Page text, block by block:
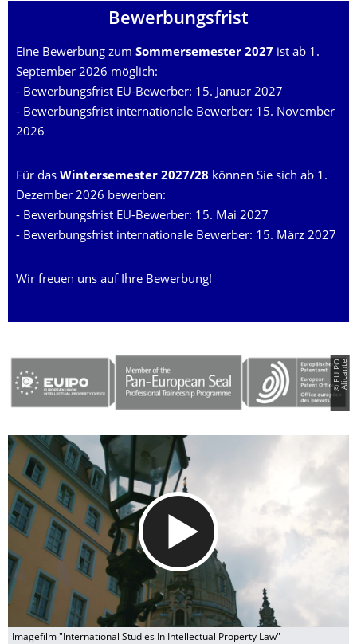
Bewerbungsfrist
Eine Bewerbung zum Sommersemester 2027 ist ab 1.
September 2026 möglich:
- Bewerbungsfrist EU-Bewerber: 15. Januar 2027
- Bewerbungsfrist internationale Bewerber: 15. November
2026
Für das Wintersemester 2027/28 können Sie sich ab 1.
Dezember 2026 bewerben:
- Bewerbungsfrist EU-Bewerber: 15. Mai 2027
- Bewerbungsfrist internationale Bewerber: 15. März 2027
Wir freuen uns auf Ihre Bewerbung!
©
E
U
I
P
O
A
l
i
c
a
n
te
Imagefilm "International Studies In Intellectual Property Law"